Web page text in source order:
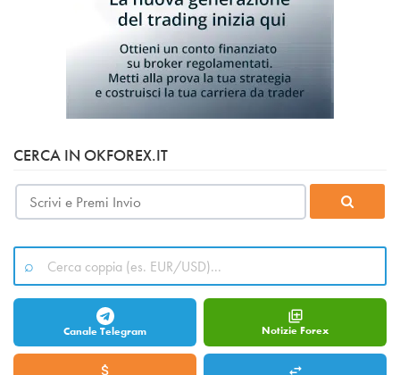
CERCA IN OKFOREX.IT
Canale Telegram Notizie Forex